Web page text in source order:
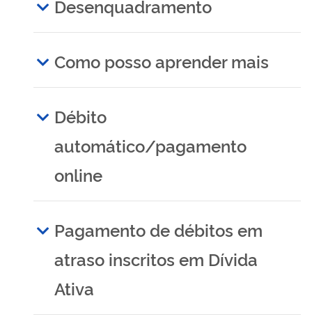
Desenquadramento
Como posso aprender mais
Débito
automático/pagamento
online
Pagamento de débitos em
atraso inscritos em Dívida
Ativa